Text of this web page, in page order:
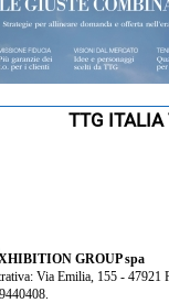
TTG
GROUP spa
Via Emilia, 155 - 47921